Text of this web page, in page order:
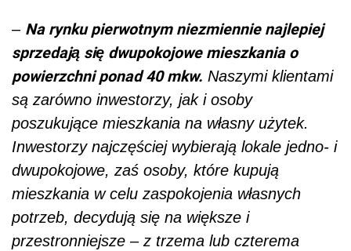
– Na rynku pierwotnym niezmiennie najlepiej
sprzedają się dwupokojowe mieszkania o
powierzchni ponad 40 mkw. Naszymi klientami
są zarówno inwestorzy, jak i osoby
poszukujące mieszkania na własny użytek.
Inwestorzy najczęściej wybierają lokale jedno- i
dwupokojowe, zaś osoby, które kupują
mieszkania w celu zaspokojenia własnych
potrzeb, decydują się na większe i
przestronniejsze – z trzema lub czterema